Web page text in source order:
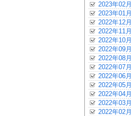
2023年02月
2023年01月
2022年12月
2022年11月
2022年10月
2022年09月
2022年08月
2022年07月
2022年06月
2022年05月
2022年04月
2022年03月
2022年02月